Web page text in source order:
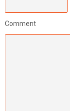
Comment